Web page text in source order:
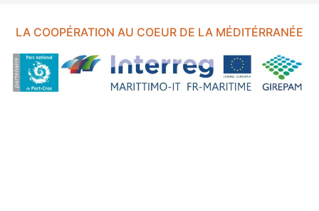
LA COOPÉRATION AU COEUR DE LA MÉDITÉRRANÉE